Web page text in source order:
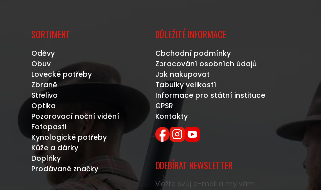
SORTIMENT
Oděvy
Obuv
Lovecké potřeby
Zbraně
Střelivo
Optika
Pozorovací noční vidění
Fotopasti
Kynologické potřeby
Kůže a dárky
Doplňky
Prodávané značky
DŮLEŽITÉ INFORMACE
Obchodní podmínky
Zpracování osobních údajů
Jak nakupovat
Tabulky velikostí
Informace pro státní instituce
GPSR
Kontakty
ODEBÍRAT NEWSLETTER
Vložte svůj e-mail a my vám